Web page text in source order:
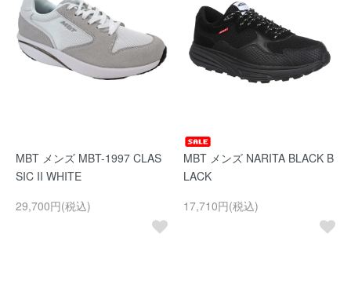
MBT メンズ MBT-1997 CLAS
SIC II WHITE
29,700円(税込)
MBT メンズ NARITA BLACK B
LACK
17,710円(税込)